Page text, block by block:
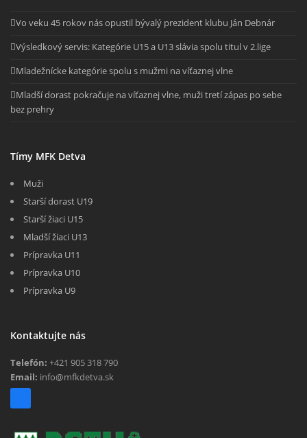
Vo veku 45 rokov nás opustil bývalý prezident klubu Ján Debnár
Výsledkový servis: Kategórie U15 a U13 slávia spolu titul v 2.lige
Mladežnícke kategórie spolu s mužmi na víťaznej vlne
Mladší dorast pokračuje na víťaznej vlne, muži tretí zápas po sebe
bez prehry
Tímy MFK Detva
Muži
Starší dorast U19
Starší žiaci U15
Mladší žiaci U13
Prípravka U11
Prípravka U10
Prípravka U9
Kontaktujte nás
Telefón: +421 905 318 790
Email: info@mfkdetva.sk
a
e